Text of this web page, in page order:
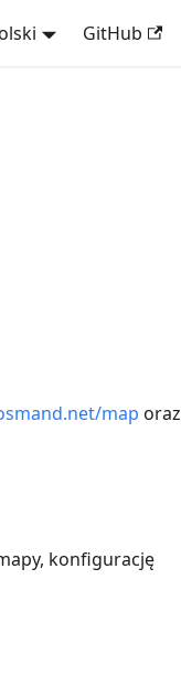
GitHub
map oraz
konfigurację